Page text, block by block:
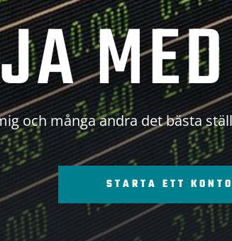
och många andra det bästa
STARTA ETT KONTO